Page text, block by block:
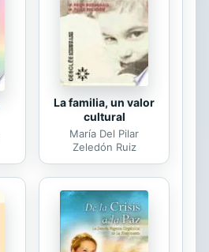
a lo esencial es
para ejercer el
A pesar de que la
desmesurada de las...
La familia, un valor
cultural
María Del Pilar
Zeledón Ruiz